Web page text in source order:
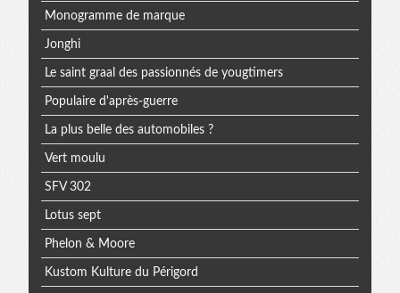
Monogramme de marque
Jonghi
Le saint graal des passionnés de yougtimers
Populaire d'après-guerre
La plus belle des automobiles ?
Vert moulu
SFV 302
Lotus sept
Phelon & Moore
Kustom Kulture du Périgord